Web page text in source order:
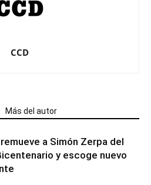
CCD
Más del autor
a Simón Zerpa del
y escoge nuevo